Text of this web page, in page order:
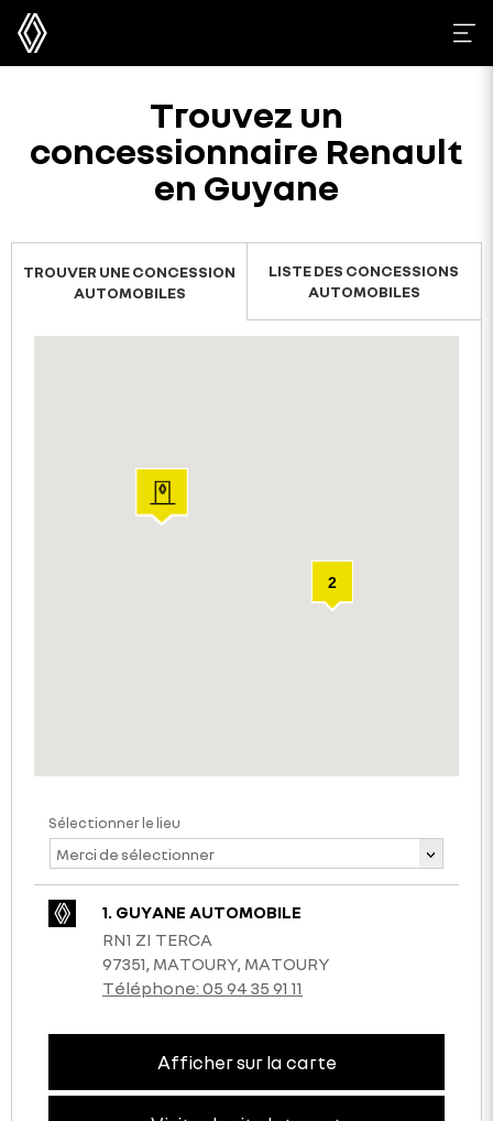
Trouvez un
concessionnaire Renault
en Guyane
TROUVER UNE CONCESSION
AUTOMOBILES
LISTE DES CONCESSIONS
AUTOMOBILES
2
2
2
2
Sélectionner le lieu
Merci de sélectionner
1. GUYANE AUTOMOBILE
RN1 ZI TERCA
97351, MATOURY, MATOURY
Téléphone: 05 94 35 91 11
Afficher sur la carte